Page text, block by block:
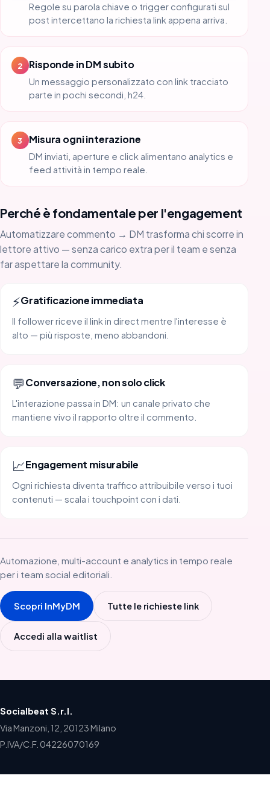
Regole su parola chiave o trigger configurati sul
post intercettano la richiesta link appena arriva.
2 Risponde in DM subito
Un messaggio personalizzato con link tracciato
parte in pochi secondi, h24.
3 Misura ogni interazione
DM inviati, aperture e click alimentano analytics e
feed attività in tempo reale.
Perché è fondamentale per l'engagement
Automatizzare commento → DM trasforma chi scorre in
lettore attivo — senza carico extra per il team e senza
far aspettare la community.
⚡Gratificazione immediata
Il follower riceve il link in direct mentre l'interesse è
alto — più risposte, meno abbandoni.
💬Conversazione, non solo click
L'interazione passa in DM: un canale privato che
mantiene vivo il rapporto oltre il commento.
📈Engagement misurabile
Ogni richiesta diventa traffico attribuibile verso i tuoi
contenuti — scala i touchpoint con i dati.
Automazione, multi-account e analytics in tempo reale
per i team social editoriali.
Scopri InMyDM Tutte le richieste link
Accedi alla waitlist
Socialbeat S.r.l.
Via Manzoni, 12, 20123 Milano
P.IVA/C.F. 04226070169